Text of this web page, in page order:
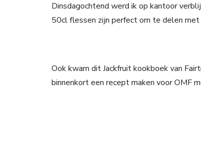
Dinsdagochtend werd ik op kantoor
50cl flessen zijn perfect om te delen met
Ook kwam dit Jackfruit kookboek van
binnenkort een recept maken voor OMF